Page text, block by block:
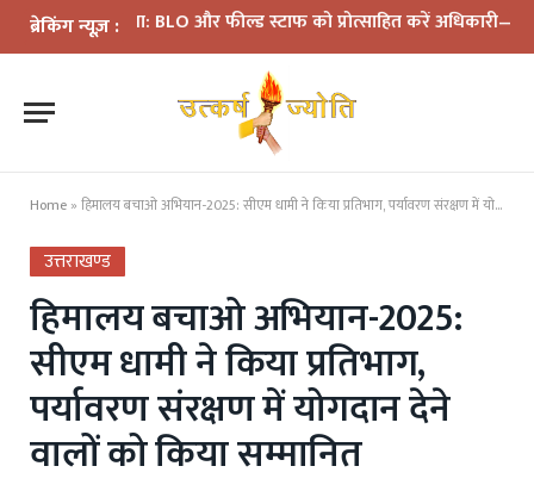
ब्रेकिंग न्यूज़ :
समीक्षा: BLO और फील्ड स्टाफ को प्रोत्साहित करें अधिकारी—मुख्य
Home » हिमालय बचाओ अभियान-2025: सीएम धामी ने किया प्रतिभाग, पर्यावरण संरक्षण में योगदान देने वालों को किया सम्मानित
उत्तराखण्ड
हिमालय बचाओ अभियान-2025:
सीएम धामी ने किया प्रतिभाग,
पर्यावरण संरक्षण में योगदान देने
वालों को किया सम्मानित